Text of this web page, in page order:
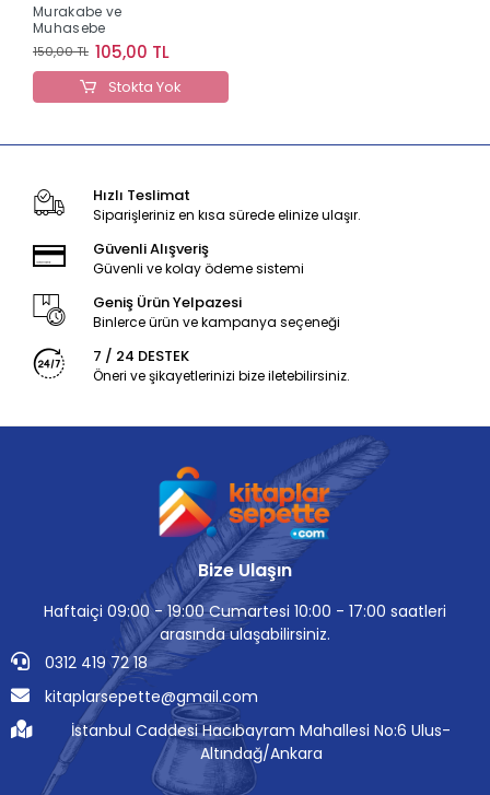
Murakabe ve
Muhasebe
150,00 TL 105,00 TL
Stokta Yok
Hızlı Teslimat
Siparişleriniz en kısa sürede elinize ulaşır.
Güvenli Alışveriş
Güvenli ve kolay ödeme sistemi
Geniş Ürün Yelpazesi
Binlerce ürün ve kampanya seçeneği
7 / 24 DESTEK
Öneri ve şikayetlerinizi bize iletebilirsiniz.
Bize Ulaşın
Haftaiçi 09:00 - 19:00 Cumartesi 10:00 - 17:00 saatleri
arasında ulaşabilirsiniz.
0312 419 72 18
kitaplarsepette@gmail.com
İstanbul Caddesi Hacıbayram Mahallesi No:6 Ulus-
Altındağ/Ankara